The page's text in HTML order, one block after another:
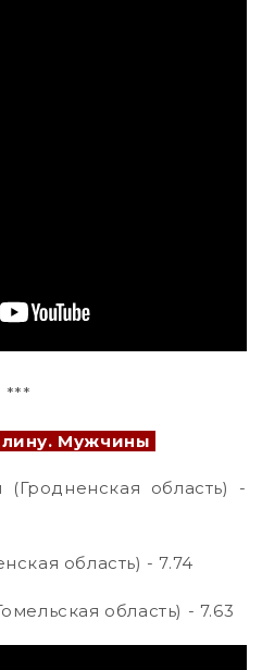
***
Мужчины
область) -
область) - 7.74
область) - 7.63